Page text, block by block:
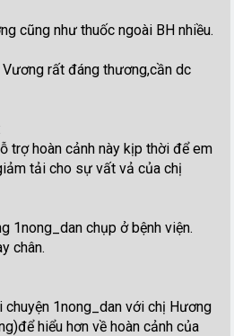
cũng như thuốc ngoài BH nhiều.
rất đáng thương,cần dc
trợ hoàn cảnh này kịp thời để em
tải cho sự vất vả của chị
1nong_dan chụp ở bệnh viện.
chân.
chuyện 1nong_dan với chị Hương
hiểu hơn về hoàn cảnh của